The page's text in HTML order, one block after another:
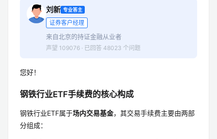
刘新 专业答主
证券客户经理
来自北京的持证金融从业者
声望 109076 · 已回答 48023 个问题
您好！
钢铁行业ETF手续费的核心构成
钢铁行业ETF属于场内交易基金，其交易手续费主要由两部
分组成：